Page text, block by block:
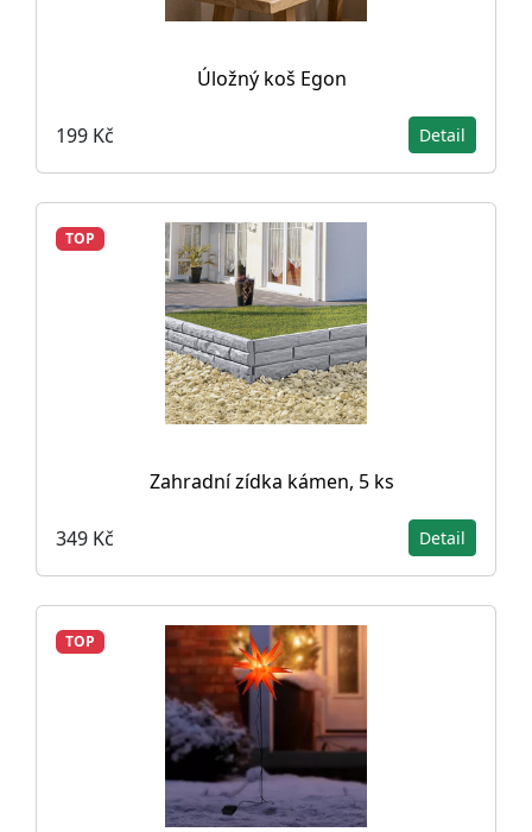
Úložný koš Egon
199 Kč Detail
TOP
Zahradní zídka kámen, 5 ks
349 Kč Detail
TOP